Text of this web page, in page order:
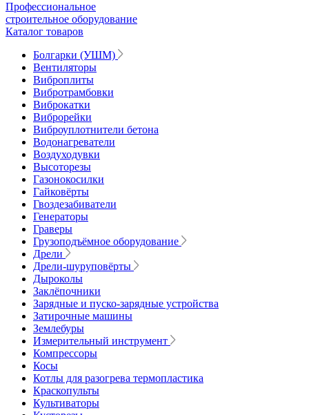
Профессиональное
строительное оборудование
Каталог товаров
Болгарки (УШМ)
Вентиляторы
Виброплиты
Вибротрамбовки
Виброкатки
Виброрейки
Виброуплотнители бетона
Водонагреватели
Воздуходувки
Высоторезы
Газонокосилки
Гайковёрты
Гвоздезабиватели
Генераторы
Граверы
Грузоподъёмное оборудование
Дрели
Дрели-шуруповёрты
Дыроколы
Заклёпочники
Зарядные и пуско-зарядные устройства
Затирочные машины
Землебуры
Измерительный инструмент
Компрессоры
Косы
Котлы для разогрева термопластика
Краскопульты
Культиваторы